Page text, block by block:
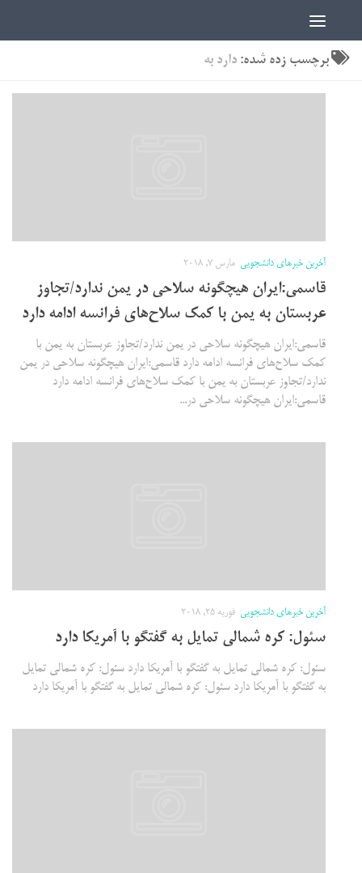
برچسب زده شده:دارد به
آخرین خبرهای دانشجویی مارس 7, 2018
قاسمی:ایران هیچگونه سلاحی در یمن ندارد/تجاوز
عربستان به یمن با کمک سلاح‌های فرانسه ادامه دارد
قاسمی:ایران هیچگونه سلاحی در یمن ندارد/تجاوز عربستان به یمن با
کمک سلاح‌های فرانسه ادامه دارد قاسمی:ایران هیچگونه سلاحی در یمن
ندارد/تجاوز عربستان به یمن با کمک سلاح‌های فرانسه ادامه دارد
قاسمی:ایران هیچگونه سلاحی در...
آخرین خبرهای دانشجویی فوریه 25, 2018
سئول: کره شمالی تمایل به گفتگو با آمریکا دارد
سئول: کره شمالی تمایل به گفتگو با آمریکا دارد سئول: کره شمالی تمایل
به گفتگو با آمریکا دارد سئول: کره شمالی تمایل به گفتگو با آمریکا دارد